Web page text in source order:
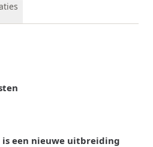
is een nieuwe uitbreiding